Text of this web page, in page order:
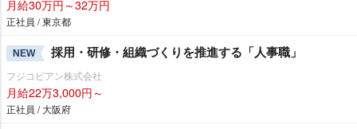
月給30万円～32万円
正社員 / 東京都
NEW 採用・研修・組織づくりを推進する「人事職」
フジコピアン株式会社
月給22万3,000円～
正社員 / 大阪府